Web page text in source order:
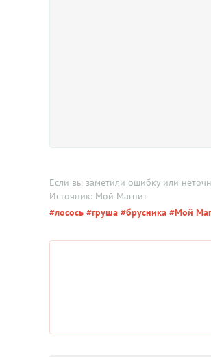
Если вы заметили ошибку или
Источник: Мой Магнит
#лосось #груша #брусника #Мой